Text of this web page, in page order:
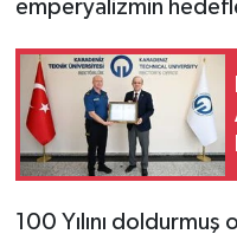
emperyalizmin
100 Yılını